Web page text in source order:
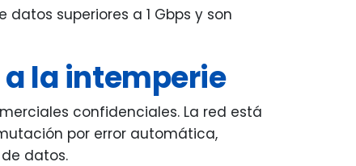
superiores a 1 Gbps y son
la intemperie
confidenciales. La red está
por error automática,
datos.